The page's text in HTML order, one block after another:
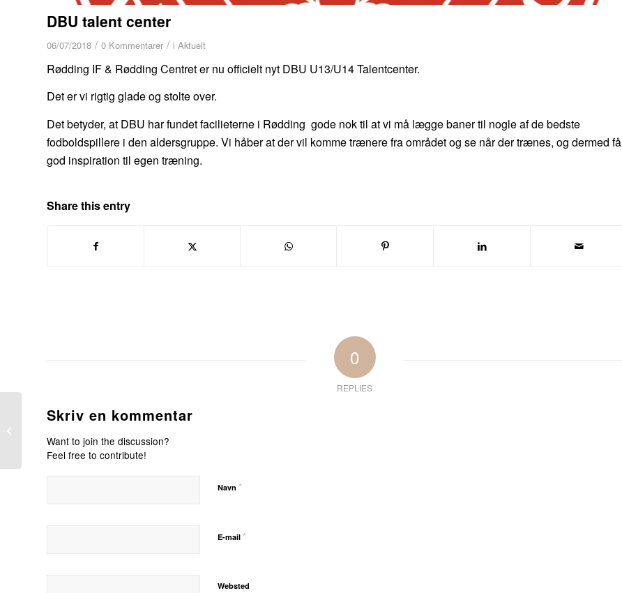
DBU talent center
06/07/2018 / 0 Kommentarer / i Aktuelt
Rødding IF & Rødding Centret er nu officielt nyt DBU U13/U14 Talentcenter.
Det er vi rigtig glade og stolte over.
Det betyder, at DBU har fundet facilieterne i Rødding gode nok til at vi må lægge baner til nogle af de bedste
fodboldspillere i den aldersgruppe. Vi håber at der vil komme trænere fra området og se når der trænes, og dermed få
god inspiration til egen træning.
Share this entry
0
REPLIES
Skriv en kommentar
Want to join the discussion?
Feel free to contribute!
Navn *
E-mail *
Websted
22-24 november 2019 –
LAN-Party